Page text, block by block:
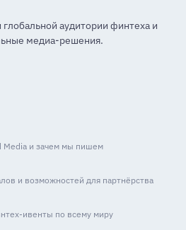
аудитории финтеха и
медиа-решения.
Media и зачем мы пишем
и возможностей для партнёрства
ивенты по всему миру